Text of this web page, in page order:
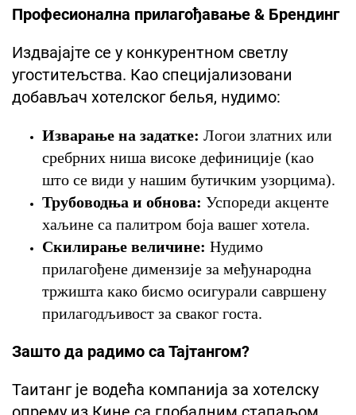
Професионална прилагођавање & Брендинг
Издвајајте се у конкурентном светлу
угоститељства. Као специјализовани
добављач хотелског белья, нудимо:
Изварање на задатке: Логои златних или
сребрних ниша високе дефиниције (као
што се види у нашим бутичким узорцима).
Трубоводња и обнова: Успореди акценте
хаљине са палитром боја вашег хотела.
Скилирање величине: Нудимо
прилагођене димензије за међународна
тржишта како бисмо осигурали савршену
прилагодљивост за сваког госта.
Зашто да радимо са Тајтангом?
Таитанг је водећа компанија за хотелску